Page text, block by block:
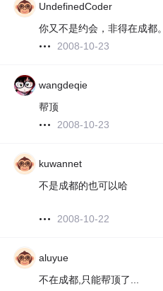
UndefinedCoder
你又不是约会，非得在成都。
2008-10-23
wangdeqie
帮顶
2008-10-23
kuwannet
不是成都的也可以哈
2008-10-22
aluyue
不在成都,只能帮顶了...